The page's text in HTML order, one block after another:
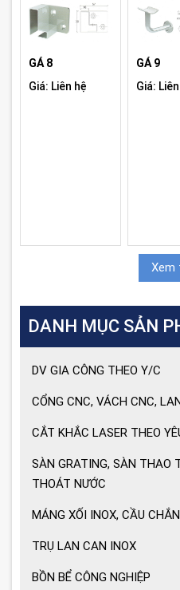
GÁ 8
Giá: Liên hệ
GÁ 9
Giá:
Xem
DANH MỤC SẢN
DV GIA CÔNG THEO Y/C
CỔNG CNC, VÁCH CNC,
CẮT KHẮC LASER THEO
SÀN GRATING, SÀN THAO
THOÁT NƯỚC
MÁNG XỐI INOX, CẦU
TRỤ LAN CAN INOX
BỒN BỂ CÔNG NGHIỆP